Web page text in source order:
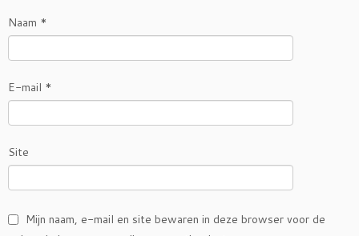
Naam *
E-mail *
Site
Mijn naam, e-mail en site bewaren in deze browser voor de